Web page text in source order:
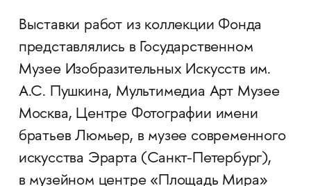
Выставки работ из коллекции Фонда
представлялись в Государственном
Музее Изобразительных Искусств им.
А.С. Пушкина, Мультимедиа Арт Музее
Москва, Центре Фотографии имени
братьев Люмьер, в музее современного
искусства Эрарта (Санкт-Петербург),
в музейном центре «Площадь Мира»